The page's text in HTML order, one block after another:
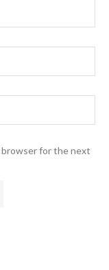
browser for the next